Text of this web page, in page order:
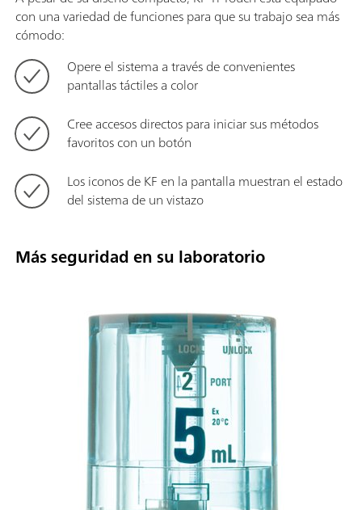
con una variedad de funciones para que su trabajo sea más
cómodo:
Opere el sistema a través de convenientes
pantallas táctiles a color
Cree accesos directos para iniciar sus métodos
favoritos con un botón
Los iconos de KF en la pantalla muestran el estado
del sistema de un vistazo
Más seguridad en su laboratorio